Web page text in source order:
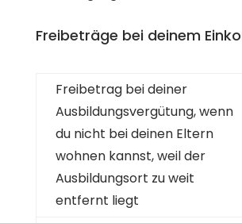
Freibeträge bei deinem
Freibetrag bei deiner
Ausbildungsvergütung, wenn
du nicht bei deinen Eltern
wohnen kannst, weil der
Ausbildungsort zu weit
entfernt liegt